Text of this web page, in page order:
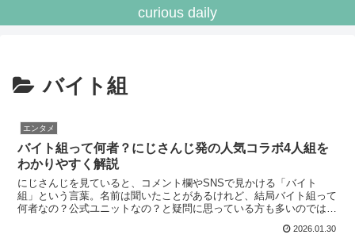
curious daily
バイト組
エンタメ
バイト組って何者？にじさんじ発の人気コラボ4人組を
わかりやすく解説
にじさんじを見ていると、コメント欄やSNSで見かける「バイト
組」という言葉。名前は聞いたことがあるけれど、結局バイト組って
何者なの？公式ユニットなの？と疑問に思っている方も多いのではな
2026.01.30